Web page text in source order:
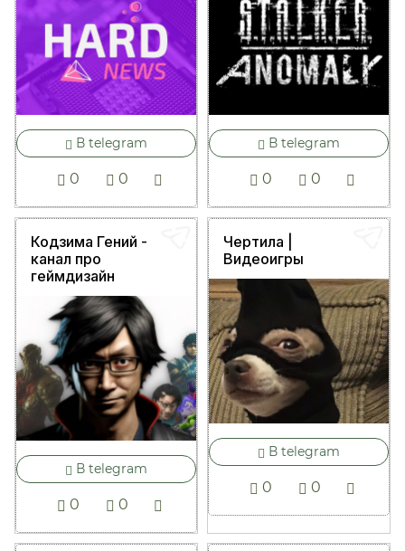
В telegram
0 0
В telegram
0 0
Кодзима Гений -
канал про
геймдизайн
В telegram
0 0
Чертила |
Видеоигры
В telegram
0 0